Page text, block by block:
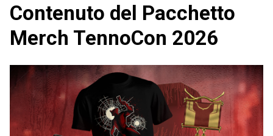
Contenuto del Pacchetto
Merch TennoCon 2026